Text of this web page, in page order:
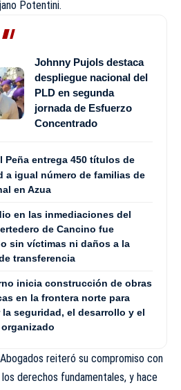
Potentini.
Johnny Pujols destaca
despliegue nacional del
PLD en segunda
jornada de Esfuerzo
Concentrado
Peña entrega 450 títulos de
a igual número de familias de
en Azua
en las inmediaciones del
de Cancino fue
sin víctimas ni daños a la
transferencia
inicia construcción de obras
en la frontera norte para
seguridad, el desarrollo y el
reiteró su compromiso con
derechos fundamentales, y hace